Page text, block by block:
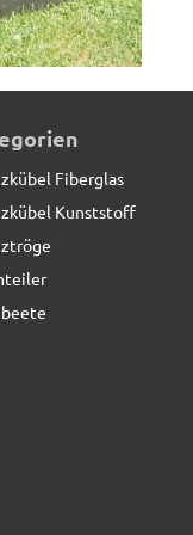
Fiberglas
Kunststoff